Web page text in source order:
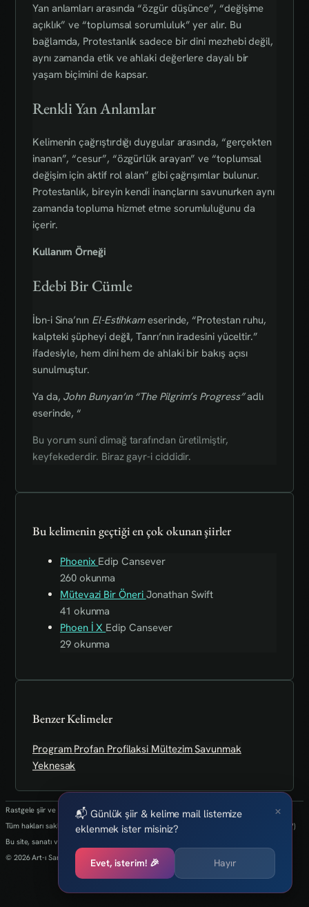
Yan anlamları arasında “özgür düşünce”, “değişime
açıklık” ve “toplumsal sorumluluk” yer alır. Bu
bağlamda, Protestanlık sadece bir dini mezhebi değil,
aynı zamanda etik ve ahlaki değerlere dayalı bir
yaşam biçimini de kapsar.
Renkli Yan Anlamlar
Kelimenin çağrıştırdığı duygular arasında, “gerçekten
inanan”, “cesur”, “özgürlük arayan” ve “toplumsal
değişim için aktif rol alan” gibi çağrışımlar bulunur.
Protestanlık, bireyin kendi inançlarını savunurken aynı
zamanda topluma hizmet etme sorumluluğunu da
içerir.
Kullanım Örneği
Edebi Bir Cümle
İbn-i Sina’nın El-Estihkameserinde, “Protestan ruhu,
kalpteki şüpheyi değil, Tanrı’nın iradesini yüceltir.”
ifadesiyle, hem dini hem de ahlaki bir bakış açısı
sunulmuştur.
Ya da, John Bunyan’ın “The Pilgrim’s Progress”adlı
eserinde, “
Bu yorum sunî dimağ tarafından üretilmiştir,
keyfekederdir. Biraz gayr-i ciddidir.
Bu kelimenin geçtiği en çok okunan şiirler
Phoenix Edip Cansever
260 okunma
Mütevazi Bir Öneri Jonathan Swift
41 okunma
Phoen İ X Edip Cansever
29 okunma
Benzer Kelimeler
Program Profan Profilaksi MültezimSavunmak
Yeknesak
Rastgele şiir ve kelimeler her 24 saatte bir yenilenmektedir.
Tüm hakları saklıdır.(biz kaybettik bulan varsa info@art-isanat.com.tr'ye mail atabilir mi?)
Bu site, sanatı ve yaratıcılığı dijital dünyaya taşıma arzusu ile kurulmuştur.
© 2026 Art-ı Sanat
×
📬 Günlük şiir & kelime mail listemize
eklenmek ister misiniz?
Evet, isterim! 🎉 Hayır